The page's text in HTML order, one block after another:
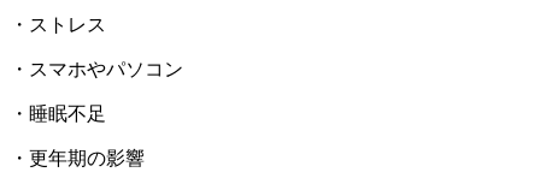
・ストレス
・スマホやパソコン
・睡眠不足
・更年期の影響